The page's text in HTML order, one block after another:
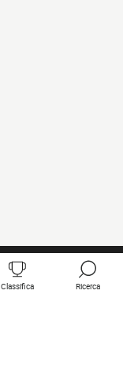
Classifica Ricerca